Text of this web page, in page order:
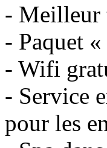
- Meilleur
- Paquet
- Wifi
- Service
pour les